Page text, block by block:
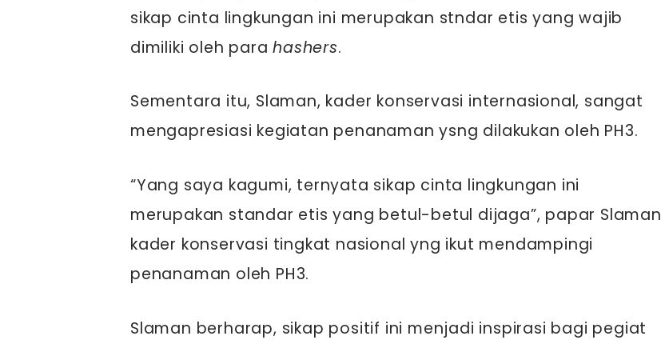
sikap cinta lingkungan ini merupakan stndar etis yang wajib
dimiliki oleh parahashers.
Sementara itu, Slaman, kader konservasi internasional, sangat
mengapresiasi kegiatan penanaman ysng dilakukan oleh PH3.
“Yang saya kagumi, ternyata sikap cinta lingkungan ini
merupakan standar etis yang betul-betul dijaga”, papar Slaman
kader konservasi tingkat nasional yng ikut mendampingi
penanaman oleh PH3.
Slaman berharap, sikap positif ini menjadi inspirasi bagi pegiat